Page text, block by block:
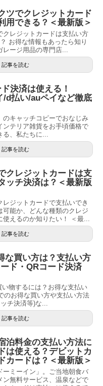
ツでクレジットカード
用できる？＜最新版＞
クレジットカードは支払い方
お得な情報もあったら知り
ージ用品の専門店...
記事を読む
決済は使える！
/d払い/auペイなど徹底
のキャッチコピーでおなじみ
ンテリア雑貨をお手頃価格で
、私たちに...
記事を読む
クレジットカードは支
ッチ決済は？＜最新版
レジットカードで支払いでき
可能か、どんな種類のクレジ
えるのか知りたい！ ＜最...
記事を読む
な買い方は？支払い方
ド・QRコード決済
物するには？お得な支払い
のお得な買い方や支払い方法
チ決済等)な...
記事を読む
泊料金の支払い方法に
は使える？デビットカ
カードは？＜最新版＞
ーミーイン」。ご当地朝食バ
ン無料サービス、温泉などで